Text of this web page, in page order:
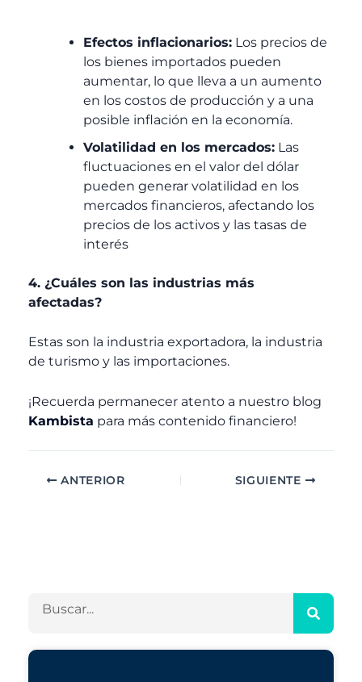
Efectos inflacionarios: Los precios de
los bienes importados pueden
aumentar, lo que lleva a un aumento
en los costos de producción y a una
posible inflación en la economía.
Volatilidad en los mercados: Las
fluctuaciones en el valor del dólar
pueden generar volatilidad en los
mercados financieros, afectando los
precios de los activos y las tasas de
interés
4. ¿Cuáles son las industrias más
afectadas?
Estas son la industria exportadora, la industria
de turismo y las importaciones.
¡Recuerda permanecer atento a nuestro blog
Kambista para más contenido financiero!
ANTERIOR SIGUIENTE
c
sí